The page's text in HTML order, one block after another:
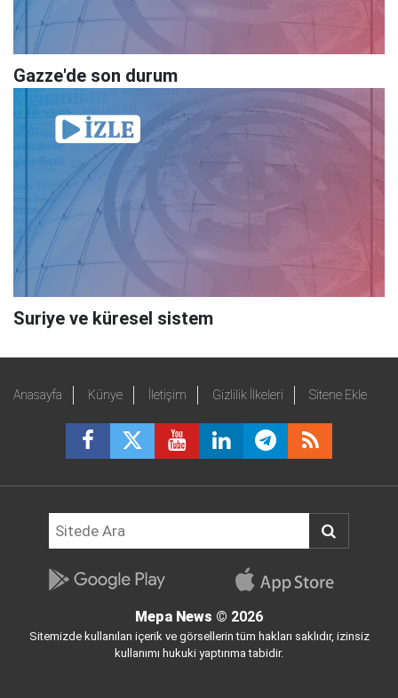
Gazze'de son durum
Suriye ve küresel sistem
Anasayfa Künye İletişim Gizlilik İlkeleri Sitene Ekle
Mepa News © 2026
Sitemizde kullanılan içerik ve görsellerin tüm hakları saklıdır, izinsiz
kullanımı hukuki yaptırıma tabidir.